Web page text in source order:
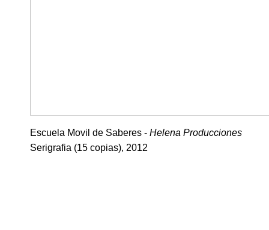
Escuela Movil de Saberes - Helena Producciones
Serigrafia (15 copias), 2012